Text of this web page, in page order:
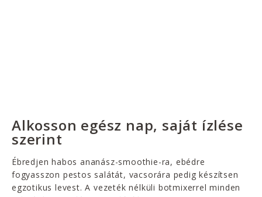
Alkosson egész nap, saját ízlése
szerint
Ébredjen habos ananász-smoothie-ra, ebédre
fogyasszon pestos salátát, vacsorára pedig készítsen
egzotikus levest. A vezeték nélküli botmixerrel minden